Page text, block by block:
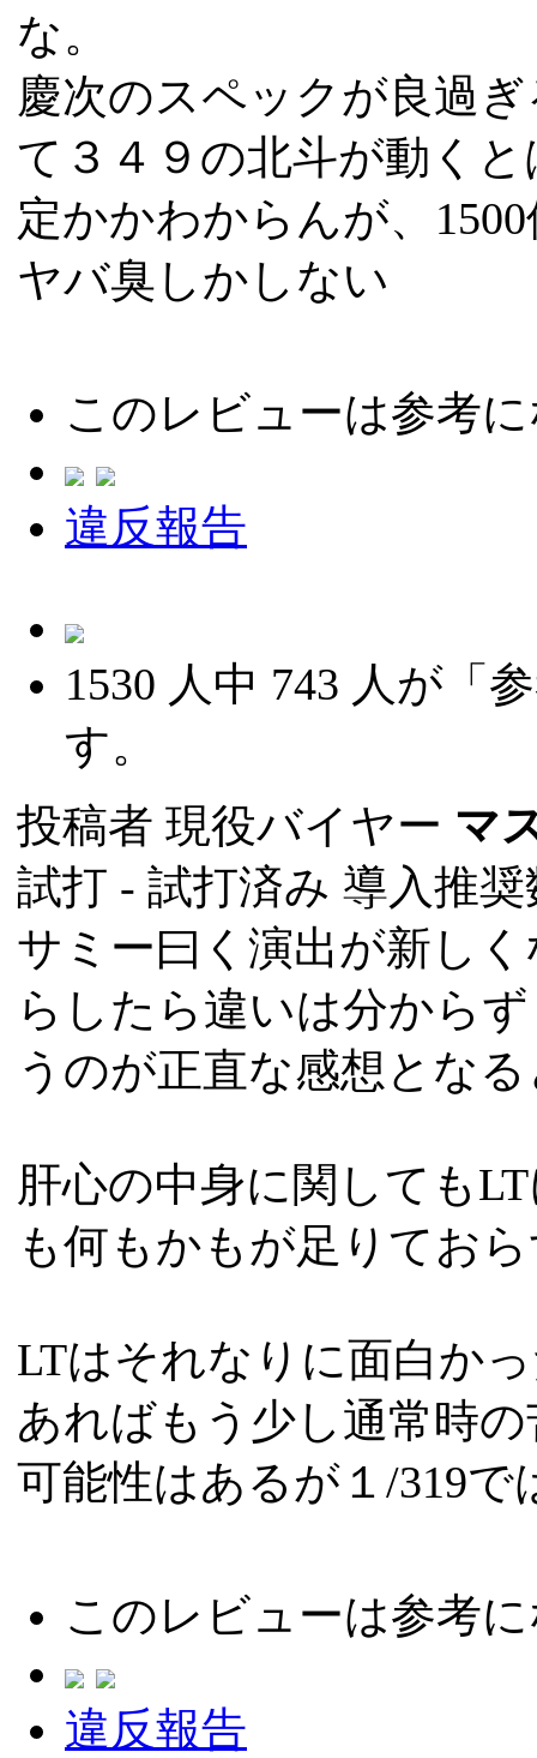
な。
慶次のスペックが良過
て３４９の北斗が動く
定かかわからんが、
ヤバ臭しかしない
このレビューは参考
違反報告
1530 人中 743 人が「
す。
投稿者 現役バイヤー マ
試打 - 試打済み 導入推
サミー曰く演出が新し
らしたら違いは分から
うのが正直な感想とな
肝心の中身に関しても
も何もかもが足りてお
LTはそれなりに面白か
あればもう少し通常時
可能性はあるが１/319で
このレビューは参考
違反報告